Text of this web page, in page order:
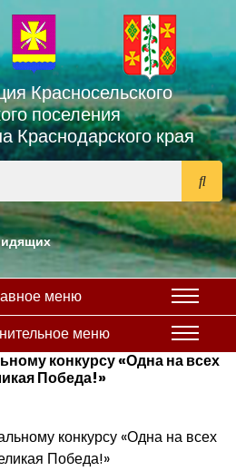
Красносельского
поселения
Краснодарского края
меню
меню
конкурсу «Одна на всех
Победа!»
конкурсу «Одна на всех
Победа!»